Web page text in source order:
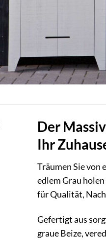
Der
Ihr
Träumen Sie von
edlem Grau
für Qualität,
Gefertigt aus
graue Beize,